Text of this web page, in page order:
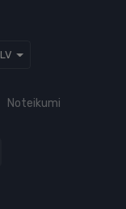
LV
Noteikumi